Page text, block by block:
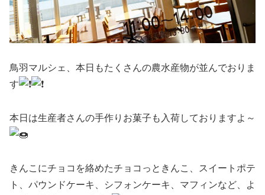
鳥羽マルシェ、本日もたくさんの農水産物が並んでおりま
す
本日は生産者さんの手作りお菓子も入荷しておりますよ～
きんこにチョコを絡めたチョコっときんこ、スイートポテ
ト、パウンドケーキ、シフォンケーキ、マフィンなど、よ